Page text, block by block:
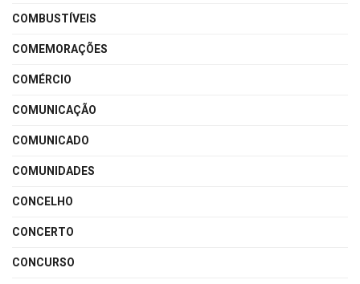
COMBUSTÍVEIS
COMEMORAÇÕES
COMÉRCIO
COMUNICAÇÃO
COMUNICADO
COMUNIDADES
CONCELHO
CONCERTO
CONCURSO